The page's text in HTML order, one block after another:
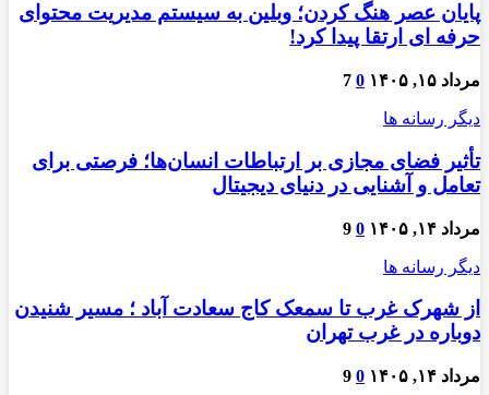
پایان عصر هنگ کردن؛ وبلین به سیستم مدیریت محتوای
حرفه ای ارتقا پیدا کرد!
مرداد ۱۵, ۱۴۰۵ 0
7
دیگر رسانه ها
تأثیر فضای مجازی بر ارتباطات انسان‌ها؛ فرصتی برای
تعامل و آشنایی در دنیای دیجیتال
مرداد ۱۴, ۱۴۰۵ 0
9
دیگر رسانه ها
از شهرک غرب تا سمعک کاج سعادت آباد ؛ مسیر شنیدن
دوباره در غرب تهران
مرداد ۱۴, ۱۴۰۵ 0
9